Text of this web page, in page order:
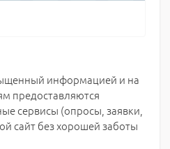
информацией и на
предоставляются
сервисы (опросы, заявки,
сайт без хорошей заботы